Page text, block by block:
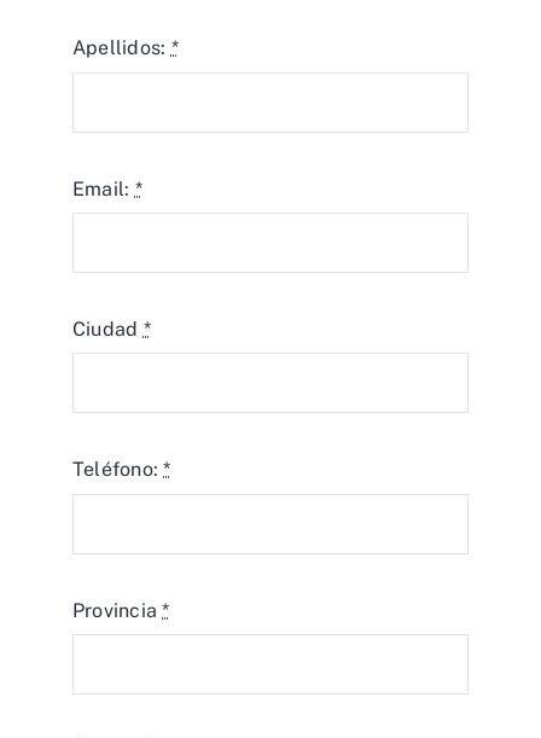
Apellidos: *
Email: *
Ciudad *
Teléfono:*
Provincia*